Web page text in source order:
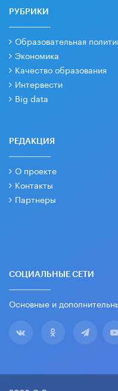
РУБРИКИ
Образовательная
Экономика
Качество образования
Интервести
Big data
РЕДАКЦИЯ
О проекте
Контакты
Партнеры
СОЦИАЛЬНЫЕ СЕТИ
Основные и